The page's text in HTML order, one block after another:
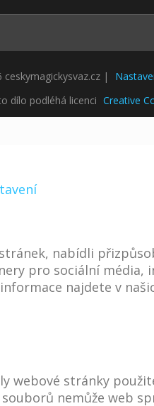
|
dílo podléhá licenci Creative
nabídli
pro sociální média,
najdete v
webové stránky
nemůže web